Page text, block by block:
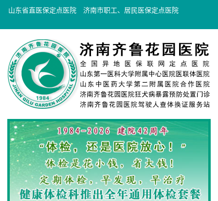
山东省直医保定点医院 济南市职工、居民医保定点医院